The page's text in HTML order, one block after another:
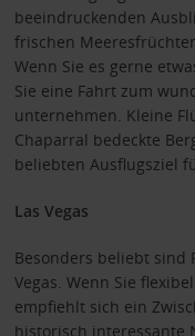
beeindruckenden
frischen
Wenn Sie es gerne
Sie eine Fahrt zum
unternehmen. Kleine
Chaparral bedeckte
beliebten Ausflugsziel
Las Vegas
Besonders beliebt sind
Vegas. Wenn Sie
empfiehlt sich ein
historisch interessante